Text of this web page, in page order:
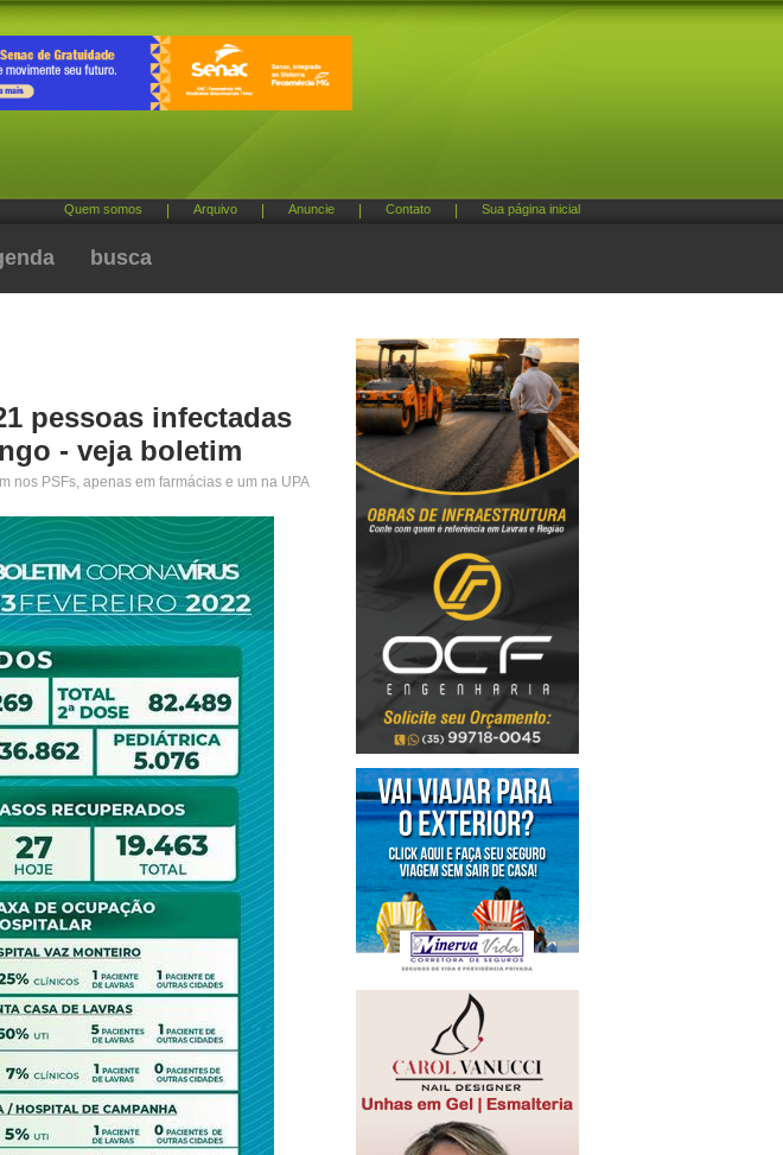
Quem somos Arquivo Anuncie Contato Sua página inicial
busca
pessoas infectadas
- veja boletim
nos PSFs, apenas em farmácias e um na UPA